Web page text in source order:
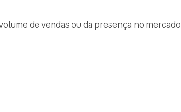
de vendas ou da presença no